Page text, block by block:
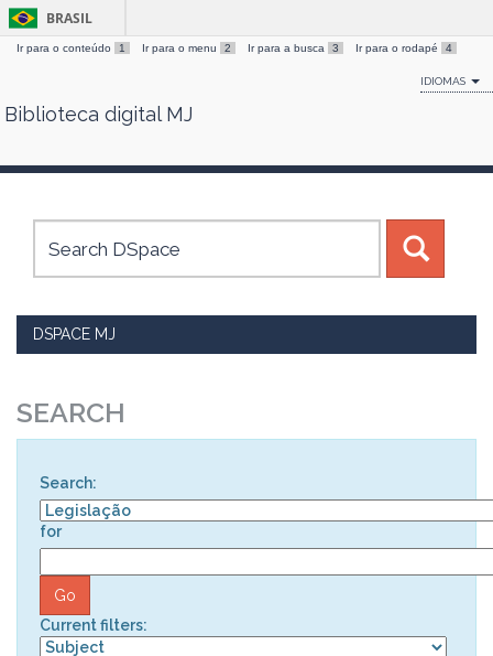
Skip
BRASIL
Ir para o conteúdo 1 Ir para o menu 2 Ir para a busca 3 Ir para o rodapé 4
IDIOMAS
Biblioteca digital MJ
DSPACE MJ
SEARCH
Search:
for
Current filters: